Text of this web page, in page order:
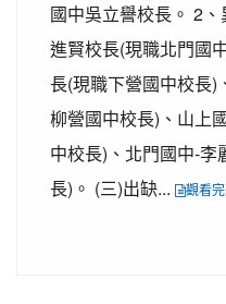
國中吳立譽校長。 2
進賢校長(現職北門國
長(現職下營國中校長)
柳營國中校長)、山上
中校長)、北門國中-
長)。 (三)出缺...
觀看